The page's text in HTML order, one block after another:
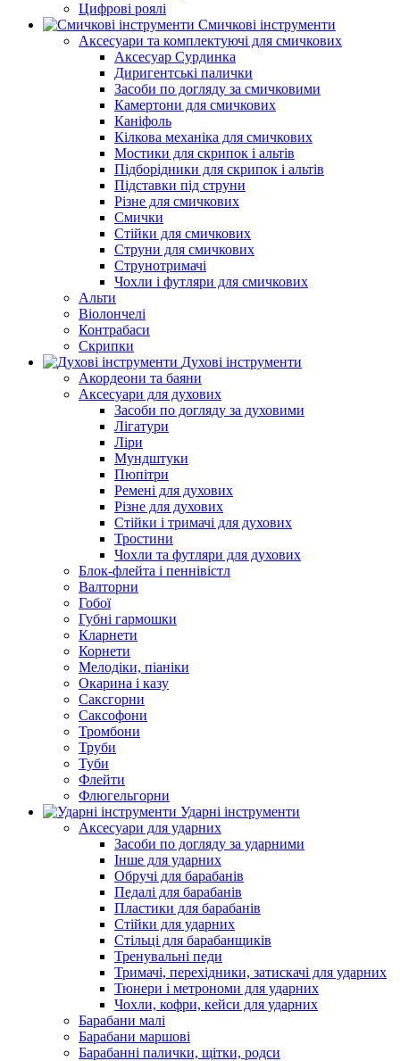
Цифрові роялі
Смичкові інструменти
Аксесуари та комплектуючі для смичкових
Аксесуар Сурдинка
Диригентські палички
Засоби по догляду за смичковими
Камертони для смичкових
Каніфоль
Кілкова механіка для смичкових
Мостики для скрипок і альтів
Підборiдники для скрипок і альтів
Підставки під струни
Різне для смичкових
Смички
Стійки для смичкових
Струни для смичкових
Струнотримачі
Чохли і футляри для смичкових
Альти
Віолончелі
Контрабаси
Скрипки
Духові інструменти
Акордеони та баяни
Аксесуари для духових
Засоби по догляду за духовими
Лігатури
Ліри
Мундштуки
Пюпітри
Ремені для духових
Різне для духових
Стійки і тримачі для духових
Тростини
Чохли та футляри для духових
Блок-флейта і пеннівістл
Валторни
Гобої
Губні гармошки
Кларнети
Корнети
Мелодіки, піаніки
Окарина і казу
Саксгорни
Саксофони
Тромбони
Труби
Туби
Флейти
Флюгельгорни
Ударні інструменти
Аксесуари для ударних
Засоби по догляду за ударними
Інше для ударних
Обручі для барабанів
Педалі для барабанів
Пластики для барабанів
Стійки для ударних
Стільці для барабанщиків
Тренувальні педи
Тримачі, перехідники, затискачі для ударних
Тюнери і метрономи для ударних
Чохли, кофри, кейси для ударних
Барабани малі
Барабани маршові
Барабанні палички, щітки, родси